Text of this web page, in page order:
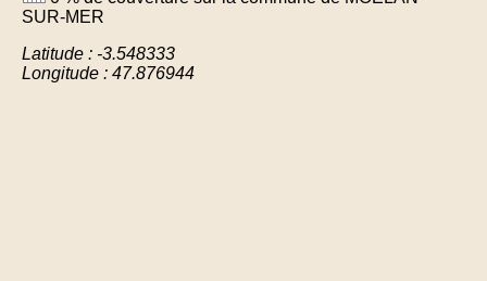
SUR-MER
Latitude : -3.548333
Longitude : 47.876944